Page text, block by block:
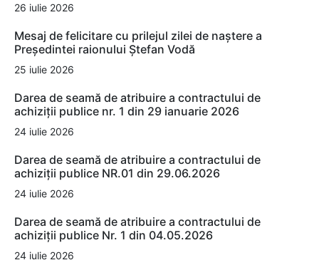
26 iulie 2026
Mesaj de felicitare cu prilejul zilei de naștere a
Președintei raionului Ștefan Vodă
25 iulie 2026
Darea de seamă de atribuire a contractului de
achiziții publice nr. 1 din 29 ianuarie 2026
24 iulie 2026
Darea de seamă de atribuire a contractului de
achiziții publice NR.01 din 29.06.2026
24 iulie 2026
Darea de seamă de atribuire a contractului de
achiziții publice Nr. 1 din 04.05.2026
24 iulie 2026